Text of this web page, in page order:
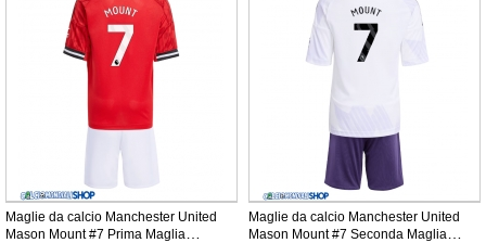
Maglie da calcio Manchester United
Mason Mount #7 Prima Maglia
Maglie da calcio Manchester United
Mason Mount #7 Seconda Maglia